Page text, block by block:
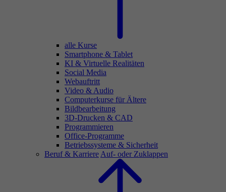
alle Kurse
Smartphone & Tablet
KI & Virtuelle Realitäten
Social Media
Webauftritt
Video & Audio
Computerkurse für Ältere
Bildbearbeitung
3D-Drucken & CAD
Programmieren
Office-Programme
Betriebssysteme & Sicherheit
Beruf & Karriere Auf- oder Zuklappen